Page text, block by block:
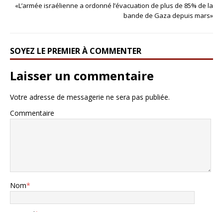
«L’armée israélienne a ordonné l’évacuation de plus de 85% de la
bande de Gaza depuis mars»
SOYEZ LE PREMIER À COMMENTER
Laisser un commentaire
Votre adresse de messagerie ne sera pas publiée.
Commentaire
Nom*